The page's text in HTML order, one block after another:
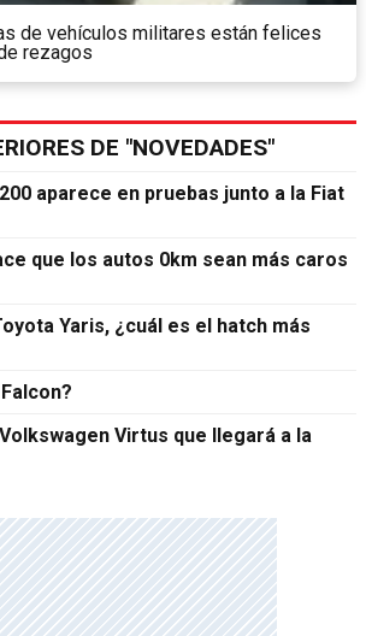
de vehículos militares están felices
rezagos
DE "NOVEDADES"
aparece en pruebas junto a la Fiat
que los autos 0km sean más caros
Yaris, ¿cuál es el hatch más
Virtus que llegará a la